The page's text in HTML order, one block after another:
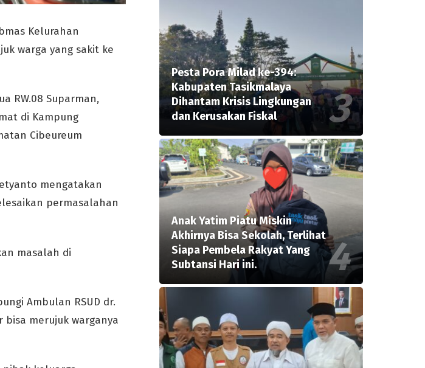
Kelurahan
warga yang sakit ke
RW.08 Suparman,
di Kampung
Cibeureum
mengatakan
permasalahan
masalah di
Ambulan RSUD dr.
bisa merujuk warganya
Pesta Pora Milad ke-394:
Kabupaten Tasikmalaya
Dihantam Krisis Lingkungan
dan Kerusakan Fiskal
Anak Yatim Piatu Miskin
Akhirnya Bisa Sekolah, Terlihat
Siapa Pembela Rakyat Yang
Subtansi Hari ini.